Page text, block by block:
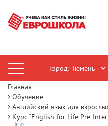
Город: Тюмень
Главная
Обучение
Английский язык для
Курс “English for Life Pre-